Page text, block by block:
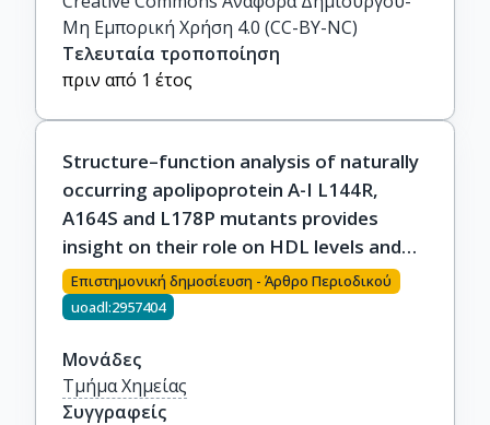
Μη Εμπορική Χρήση 4.0 (CC-BY-NC)
Τελευταία τροποποίηση
πριν από 1 έτος
Structure–function analysis of naturally
occurring apolipoprotein A-I L144R,
A164S and L178P mutants provides
insight on their role on HDL levels and
cardiovascular risk
Επιστημονική δημοσίευση - Άρθρο Περιοδικού
uoadl:2957404
Μονάδες
Τμήμα Χημείας
Συγγραφείς